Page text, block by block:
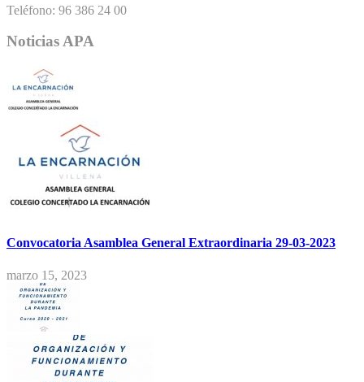
Teléfono: 96 386 24 00
Noticias APA
Convocatoria Asamblea General Extraordinaria 29-03-2023
marzo 15, 2023